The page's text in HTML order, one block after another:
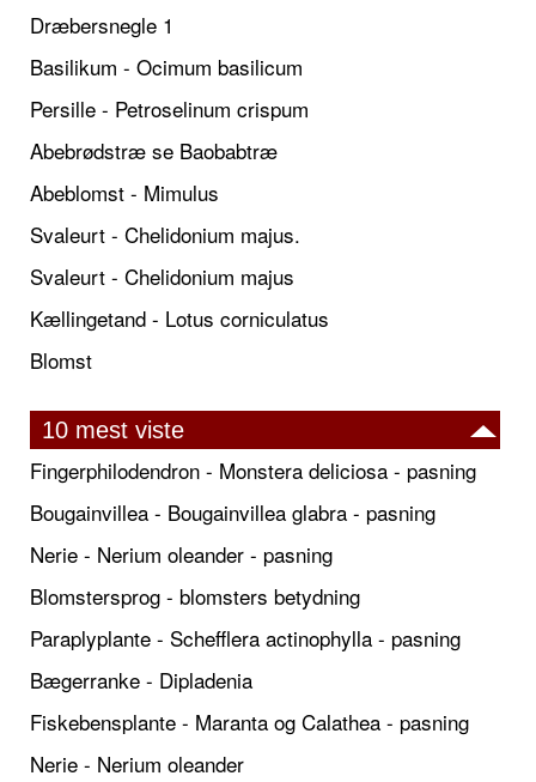
Dræbersnegle 1
Basilikum - Ocimum basilicum
Persille - Petroselinum crispum
Abebrødstræ se Baobabtræ
Abeblomst - Mimulus
Svaleurt - Chelidonium majus.
Svaleurt - Chelidonium majus
Kællingetand - Lotus corniculatus
Blomst
10 mest viste
Fingerphilodendron - Monstera deliciosa - pasning
Bougainvillea - Bougainvillea glabra - pasning
Nerie - Nerium oleander - pasning
Blomstersprog - blomsters betydning
Paraplyplante - Schefflera actinophylla - pasning
Bægerranke - Dipladenia
Fiskebensplante - Maranta og Calathea - pasning
Nerie - Nerium oleander